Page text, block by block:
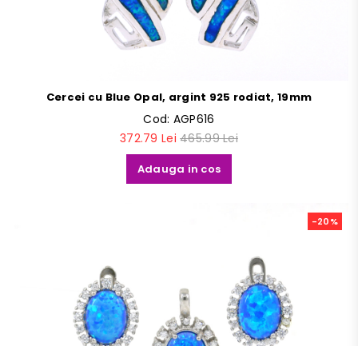
Cercei cu Blue Opal, argint 925 rodiat, 19mm
Cod: AGP616
372.79 Lei465.99 Lei
Adauga in cos
-20%